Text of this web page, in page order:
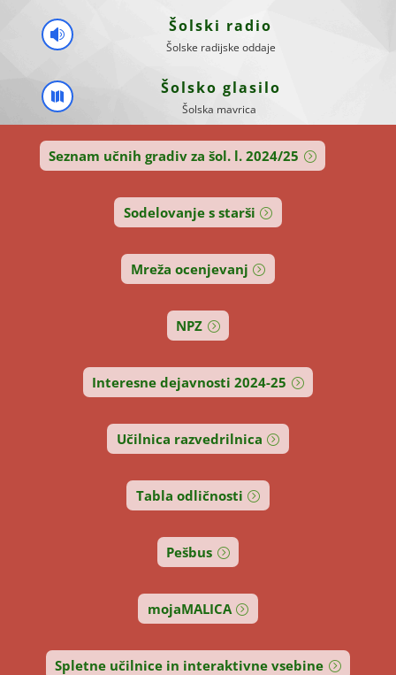
 Šolski radio
Šolske radijske oddaje
 Šolsko glasilo
Šolska mavrica
Seznam učnih gradiv za šol. l. 2024/25
Sodelovanje s starši
Mreža ocenjevanj
NPZ
Interesne dejavnosti 2024-25
Učilnica razvedrilnica
Tabla odličnosti
Pešbus
mojaMALICA
Spletne učilnice in interaktivne vsebine